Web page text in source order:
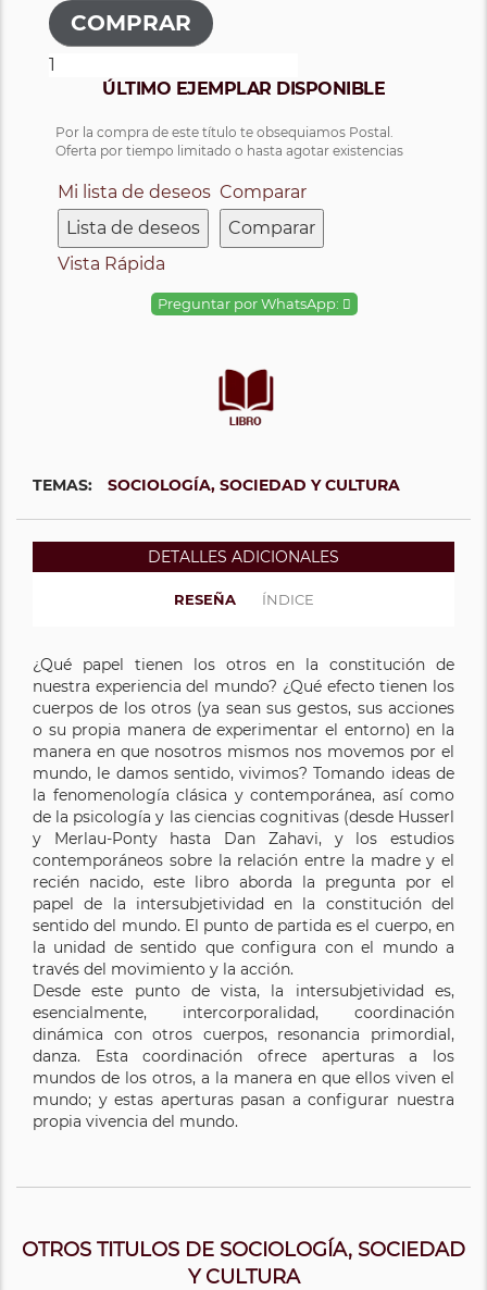
ÚLTIMO EJEMPLAR DISPONIBLE
Por la compra de este título te obsequiamos Postal.
Oferta por tiempo limitado o hasta agotar existencias
Mi lista de deseos
Lista de deseos
Comparar
Comparar
Vista Rápida
Preguntar por WhatsApp:
TEMAS: SOCIOLOGÍA, SOCIEDAD Y CULTURA
DETALLES ADICIONALES
RESEÑA ÍNDICE
¿Qué papel tienen los otros en la constitución de
nuestra experiencia del mundo? ¿Qué efecto tienen los
cuerpos de los otros (ya sean sus gestos, sus acciones
o su propia manera de experimentar el entorno) en la
manera en que nosotros mismos nos movemos por el
mundo, le damos sentido, vivimos? Tomando ideas de
la fenomenología clásica y contemporánea, así como
de la psicología y las ciencias cognitivas (desde Husserl
y Merlau-Ponty hasta Dan Zahavi, y los estudios
contemporáneos sobre la relación entre la madre y el
recién nacido, este libro aborda la pregunta por el
papel de la intersubjetividad en la constitución del
sentido del mundo. El punto de partida es el cuerpo, en
la unidad de sentido que configura con el mundo a
través del movimiento y la acción.
Desde este punto de vista, la intersubjetividad es,
esencialmente, intercorporalidad, coordinación
dinámica con otros cuerpos, resonancia primordial,
danza. Esta coordinación ofrece aperturas a los
mundos de los otros, a la manera en que ellos viven el
mundo; y estas aperturas pasan a configurar nuestra
propia vivencia del mundo.
OTROS TITULOS DE SOCIOLOGÍA, SOCIEDAD
Y CULTURA